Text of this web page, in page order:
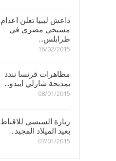
مسيحي مصري في
طرابلس...
16/02/2015
مظاهرات فرنسا تندد
بمذبحة شارلي ايبدو...
08/01/2015
زيارة السيسي للاقباط
بعيد الميلاد المجيد...
07/01/2015